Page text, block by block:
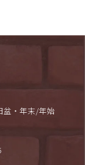
盆・年末/年始